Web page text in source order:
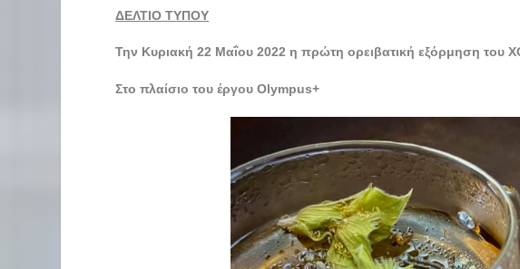
ΔΕΛΤΙΟ ΤΥΠΟΥ
Την Κυριακή 22 Μαΐου 2022 η πρώτη ορειβατική εξόρμηση
Στο πλαίσιο του έργουOlympus+